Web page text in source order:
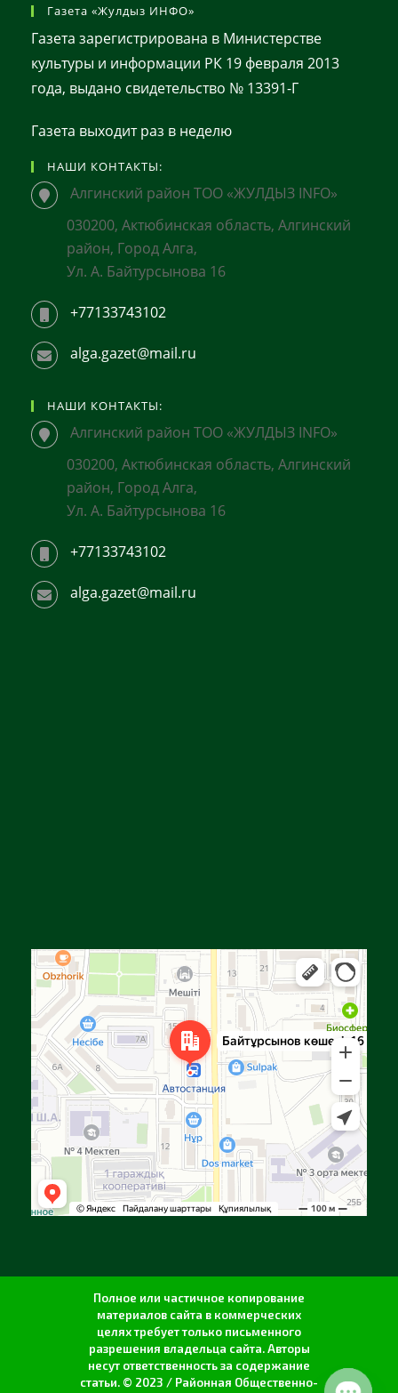
Газета «Жулдыз ИНФО»
Газета зарегистрирована в Министерстве
культуры и информации РК 19 февраля 2013
года, выдано свидетельство № 13391-Г
Газета выходит раз в неделю
НАШИ КОНТАКТЫ:
Алгинский район ТОО «ЖУЛДЫЗ INFO»
030200, Актюбинская область, Алгинский
район, Город Алга,
Ул. А. Байтурсынова 16
+77133743102
alga.gazet@mail.ru
НАШИ КОНТАКТЫ:
Алгинский район ТОО «ЖУЛДЫЗ INFO»
030200, Актюбинская область, Алгинский
район, Город Алга,
Ул. А. Байтурсынова 16
+77133743102
alga.gazet@mail.ru
Улица Байтурсынова, 16 — Яндекс Карты
Полное или частичное копирование
материалов сайта в коммерческих
целях требует только письменного
разрешения владельца сайта. Авторы
несут ответственность за содержание
статьи. © 2023 / Районная Общественно-